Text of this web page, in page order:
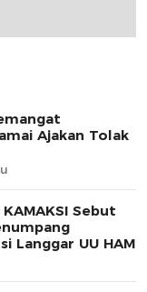
Ajakan Tolak
Sebut
Langgar UU HAM